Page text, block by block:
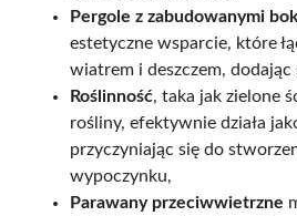
Pergole z zabudowanymi
estetyczne wsparcie, które
wiatrem i deszczem,
Roślinność, taka jak zielone
rośliny, efektywnie działa
przyczyniając się do
wypoczynku,
Parawany przeciwwietrzne